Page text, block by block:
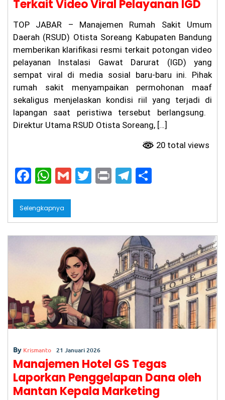
lre
st
es
Ba
nd
g
Be
rti
nd
ak
Pr
es
n
Tr
ga
Ba
nd
un
g
Pr
ot
es
La
Pa
de
l
Be
ris
Terkait Video Viral Pelayanan IGD
TOP JABAR – Manajemen Rumah Sakit Umum
Daerah (RSUD) Otista Soreang Kabupaten Bandung
memberikan klarifikasi resmi terkait potongan video
pelayanan Instalasi Gawat Darurat (IGD) yang
sempat viral di media sosial baru-baru ini. Pihak
rumah sakit menyampaikan permohonan maaf
sekaligus menjelaskan kondisi riil yang terjadi di
lapangan saat peristiwa tersebut berlangsung. ​
Direktur Utama RSUD Otista Soreang, […]
20 total views
F
a
c
e
b
W
h
a
ts
A
p
p
G
m
l
T
w
er
Pr
in
T
el
gr
a
m
e
Selengkapnya
By Krismanto 21 Januari 2026
Manajemen Hotel GS Tegas
Laporkan Penggelapan Dana oleh
Mantan Kepala Marketing